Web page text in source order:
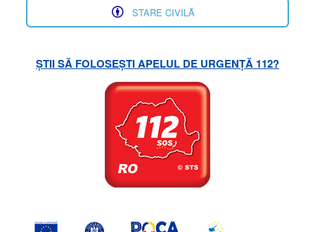
STARE CIVILĂ
ȘTII SĂ FOLOSEȘTI APELUL DE URGENȚĂ 112?